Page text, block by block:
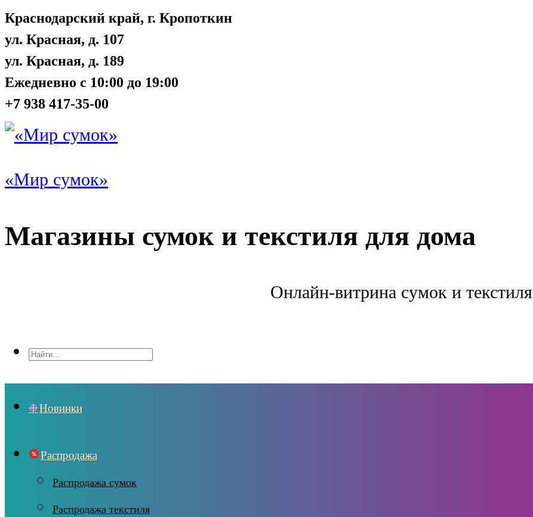
Краснодарский край, г. Кропоткин
ул. Красная, д. 107
ул. Красная, д. 189
Ежедневно с 10:00 до 19:00
+7 938 417-35-00
«Мир сумок»
Магазины сумок и текстиля для дома
Онлайн-витрина сумок и текстиля
Новинки
Распродажа
Распродажа сумок
Распродажа текстиля